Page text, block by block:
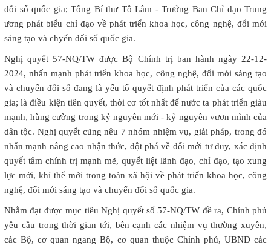
đổi số quốc gia; Tổng Bí thư Tô Lâm - Trưởng Ban Chỉ đạo Trung
ương phát biểu chỉ đạo về phát triển khoa học, công nghệ, đổi mới
sáng tạo và chyển đổi số quốc gia.
Nghị quyết 57-NQ/TW được Bộ Chính trị ban hành ngày 22-12-
2024, nhấn mạnh phát triển khoa học, công nghệ, đổi mới sáng tạo
và chuyển đổi số đang là yếu tố quyết định phát triển của các quốc
gia; là điều kiện tiên quyết, thời cơ tốt nhất để nước ta phát triển giàu
mạnh, hùng cường trong kỷ nguyên mới - kỷ nguyên vươn mình của
dân tộc. Nghị quyết cũng nêu 7 nhóm nhiệm vụ, giải pháp, trong đó
nhấn mạnh nâng cao nhận thức, đột phá về đổi mới tư duy, xác định
quyết tâm chính trị mạnh mẽ, quyết liệt lãnh đạo, chỉ đạo, tạo xung
lực mới, khí thế mới trong toàn xã hội về phát triển khoa học, công
nghệ, đổi mới sáng tạo và chuyển đổi số quốc gia.
Nhằm đạt được mục tiêu Nghị quyết số 57-NQ/TW đề ra, Chính phủ
yêu cầu trong thời gian tới, bên cạnh các nhiệm vụ thường xuyên,
các Bộ, cơ quan ngang Bộ, cơ quan thuộc Chính phủ, UBND các